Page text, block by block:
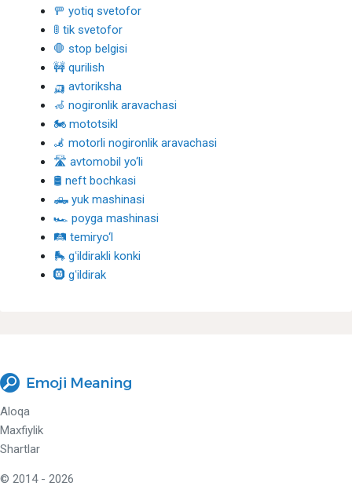
🚥 yotiq svetofor
🚦 tik svetofor
🛑 stop belgisi
🚧 qurilish
🛺 avtoriksha
🦽 nogironlik aravachasi
🏍 mototsikl
🦼 motorli nogironlik aravachasi
🛣 avtomobil yo‘li
🛢 neft bochkasi
🛻 yuk mashinasi
🏎 poyga mashinasi
🛤 temiryo‘l
🛼 gʻildirakli konki
🛞 gʻildirak
Aloqa
Maxfiylik
Shartlar
© 2014 - 2026